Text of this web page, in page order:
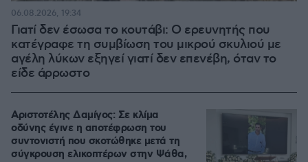
Γιατί δεν έσωσα το κουτάβι: Ο ερευνητής που
κατέγραφε τη συμβίωση του μικρού σκυλιού με
αγέλη λύκων εξηγεί γιατί δεν επενέβη, όταν το
είδε άρρωστο
06.08.2026, 19:34
Αριστοτέλης Δαμίγος: Σε κλίμα
οδύνης έγινε η αποτέφρωση του
συντονιστή που σκοτώθηκε μετά τη
σύγκρουση ελικοπτέρων στην Ψάθα,